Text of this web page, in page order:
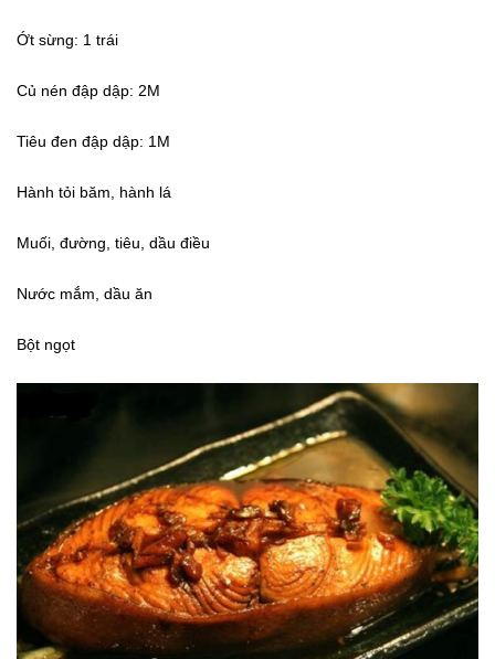
Ớt sừng: 1 trái
Củ nén đập dập: 2M
Tiêu đen đập dập: 1M
Hành tỏi băm, hành lá
Muối, đường, tiêu, dầu điều
Nước mắm, dầu ăn
Bột ngọt